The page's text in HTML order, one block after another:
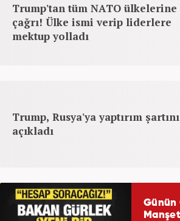
Trump'tan tüm NATO ülkelerine
çağrı! Ülke ismi verip liderlere
mektup yolladı
Trump, Rusya'ya yaptırım şartını
açıkladı